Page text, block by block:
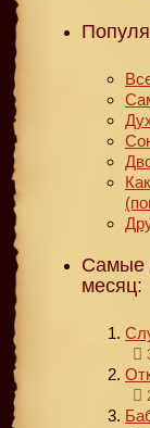
Самые
месяц: